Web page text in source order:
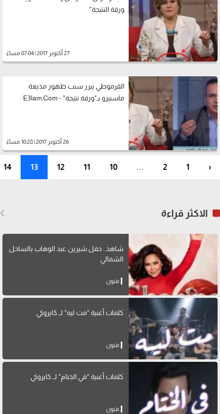
ورقة النتيجة"
27 أكتوبر 2017 | 07:04 مساءً
القرموطي يبرر سبب ظهور مذيعة
ماسبيرو بـ"ورقة نتيجة" - E3lam.Com
26 أكتوبر 2017 | 10:28 مساءً
‹
1
2
...
10
11
12
13
14
الاكثر قراءة
شاهد.. حفل شيرين عبد الوهاب بالساحل
الشمالي
فنون
كلمات أغنية "مت ليه" لــ كايروكي
فنون
كلمات أغنية "في الختام" لــ كايروكي
فنون